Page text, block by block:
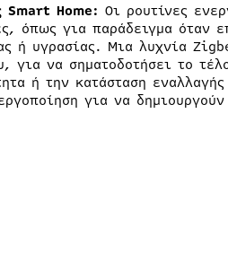
Smart Home: Οι ρουτίνες
όπως για παράδειγμα όταν
ή υγρασίας. Μια λυχνία
για να σηματοδοτήσει το
ή την κατάσταση
για να